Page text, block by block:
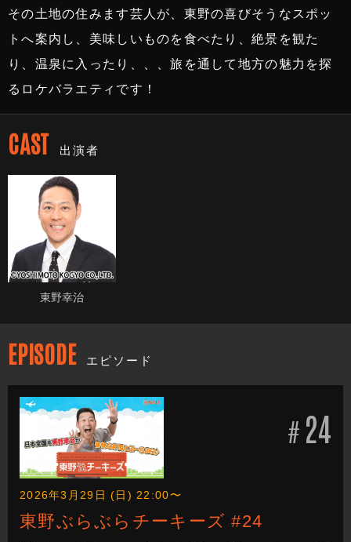
その土地の住みます芸人が、東野の喜びそうなスポッ
トへ案内し、美味しいものを食べたり、絶景を観た
り、温泉に入ったり、、、旅を通して地方の魅力を探
るロケバラエティです！
CAST 出演者
東野幸治
EPISODE エピソード
# 24
2026年3月29日 (日) 22:00〜
東野ぶらぶらチーキーズ #24